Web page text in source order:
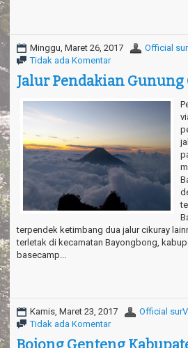
Minggu, Maret 26, 2017
Official
Tidak ada Komentar
Jalur Pendakian Gunung
terpendek ketimbang dua jalur cikuray
terletak di kecamatan Bayongbong,
basecamp...
Kamis, Maret 23, 2017
Official
Tidak ada Komentar
Bojong Genteng